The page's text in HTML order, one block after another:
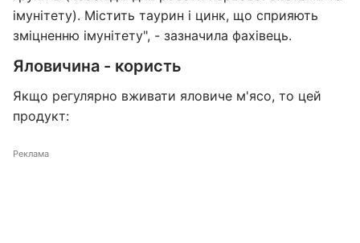
імунітету). Містить таурин і цинк, що сприяють
зміцненню імунітету", - зазначила фахівець.
Яловичина - користь
Якщо регулярно вживати яловиче м'ясо, то цей
продукт:
Реклама